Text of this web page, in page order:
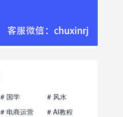
# 国学
# 风水
# 电商运营
# AI教程